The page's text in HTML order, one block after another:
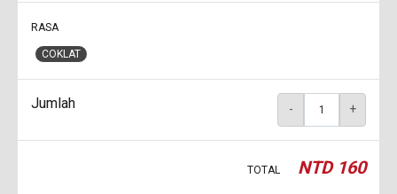
RASA
COKLAT
Jumlah - +
TOTAL NTD 160